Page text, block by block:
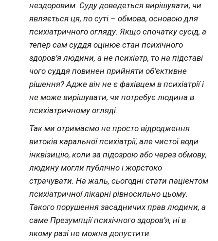
нездоровим. Суду доведеться вирішувати, чи
являється ця, по суті – обмова, основою для
психіатричного огляду. Якщо спочатку сусід, а
тепер сам суддя оцінює стан психічного
здоров’я людини, а не психіатр, то на підставі
чого суддя повинен прийняти об’єктивне
рішення? Адже він не є фахівцем в психіатріїі
не може вирішувати, чи потребує людина в
психіатричному огляді.
Так ми отримаємо не просто відродження
витоків каральної психіатрії, але чистої води
інквізицію, коли за підозрою або через обмову,
людину могли публічно і жорстоко
страчувати. На жаль, сьогодні стати пацієнтом
психіатричної лікарні рівносильно цьому.
Такого порушення засадничих прав людини, а
саме Презумпції психічного здоров’я, ні в
якому разі не можна допустити.